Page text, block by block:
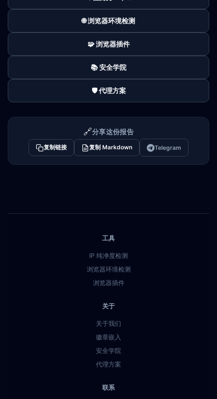
🌐 浏览器环境检测
🧩 浏览器插件
📚 安全学院
🛡️ 代理方案
🔗分享这份报告
复制链接 复制 Markdown Telegram
工具
IP 纯净度检测
浏览器环境检测
浏览器插件
关于
关于我们
徽章嵌入
安全学院
代理方案
联系